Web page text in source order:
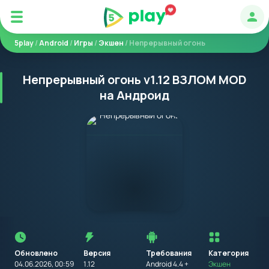
5play/Android /Игры /Экшен / Непрерывный огонь
Непрерывный огонь v1.12 ВЗЛОМ MOD
на Андроид
Обновлено
04.06.2026, 00:59
Версия
1.12
Требования
Android 4.4 +
установкой
приложения
на
устройство
Категория
Экшен